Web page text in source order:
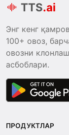
TTS.ai
Энг кенг
100+ овоз,
овозни
асбоблари.
ПРОДУКТЛАР